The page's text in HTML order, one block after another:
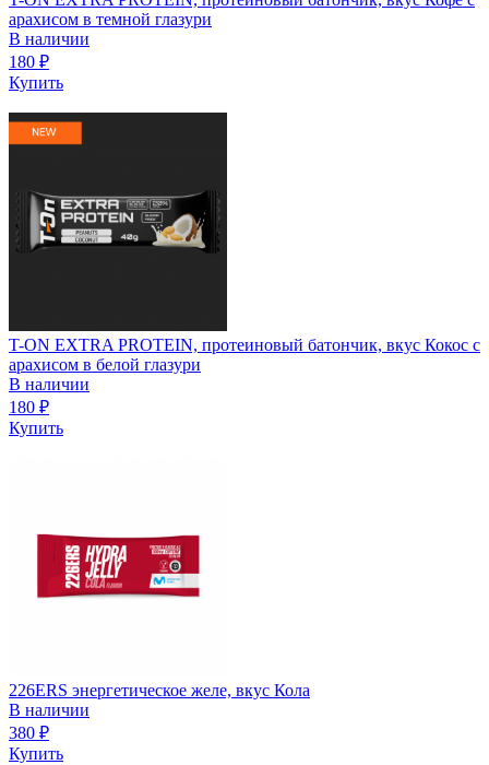
арахисом в темной глазури
В наличии
180 ₽
Купить
T-ON EXTRA PROTEIN, протеиновый батончик, вкус Кокос с
арахисом в белой глазури
В наличии
180 ₽
Купить
226ERS энергетическое желе, вкус Кола
В наличии
380 ₽
Купить